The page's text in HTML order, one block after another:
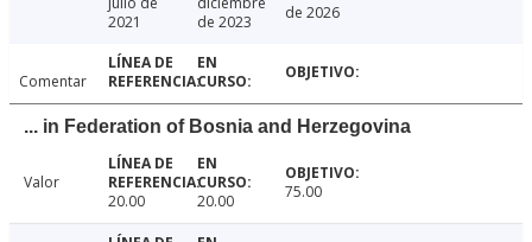
2021
de 2023
de 2026
Comentar
... in Federation of Bosnia and Herzegovina
Valor
20.00
20.00 75.00